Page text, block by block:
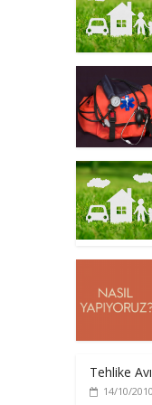
Tehlike
14/10/2010